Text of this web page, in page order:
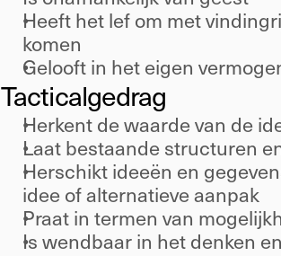
Heeft het lef om met
komen
Gelooft in het eigen
Tacticalgedrag
Herkent de waarde van de
Laat bestaande structuren
Herschikt ideeën en
idee of alternatieve aanpak
Praat in termen van
Is wendbaar in het denken